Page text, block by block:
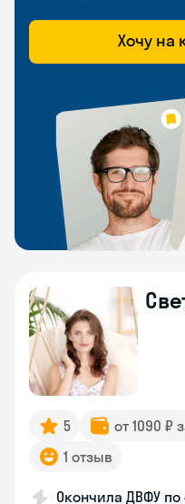
Хочу на
5 от 1090 ₽
1 отзыв
Окончила ДВФУ по